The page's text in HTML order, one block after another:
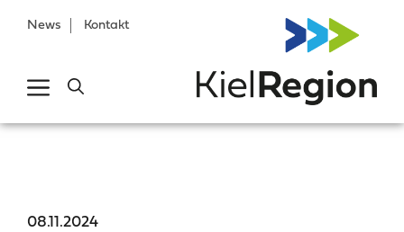
News Kontakt
08.11.2024